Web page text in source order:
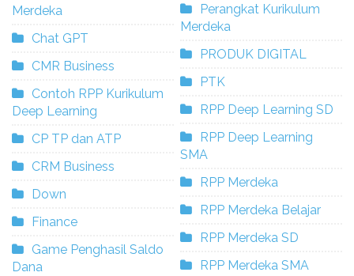
Merdeka
Chat GPT
CMR Business
Contoh RPP Kurikulum
Deep Learning
CP TP dan ATP
CRM Business
Down
Finance
Game Penghasil Saldo
Dana
Perangkat Kurikulum
Merdeka
PRODUK DIGITAL
PTK
RPP Deep Learning SD
RPP Deep Learning
SMA
RPP Merdeka
RPP Merdeka Belajar
RPP Merdeka SD
RPP Merdeka SMA